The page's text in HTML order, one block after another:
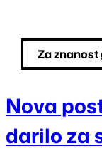
contentZa znanost
Nova
darilo za